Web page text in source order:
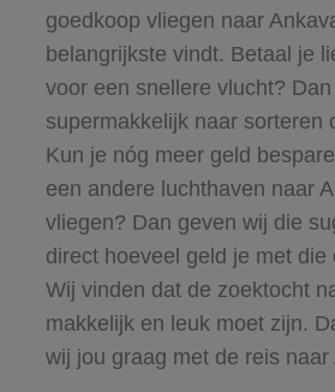
goedkoop vliegen naar
belangrijkste vindt. Betaal je
voor een snellere vlucht?
supermakkelijk naar sorteren
Kun je nóg meer geld
een andere luchthaven naar
vliegen? Dan geven wij die
direct hoeveel geld je met die
Wij vinden dat de zoektocht
makkelijk en leuk moet zijn.
wij jou graag met de reis naar